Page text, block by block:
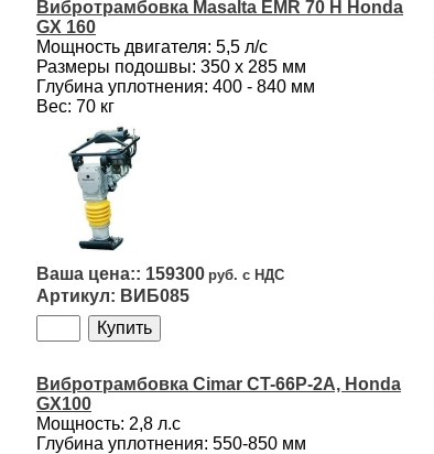
Вибротрамбовка Masalta EMR 70 H Honda
GX 160
Мощность двигателя: 5,5 л/с
Размеры подошвы: 350 х 285 мм
Глубина уплотнения: 400 - 840 мм
Вес: 70 кг
159300
ВИБ085
Вибротрамбовка Cimar CT-66P-2A, Honda
GX100
Мощность: 2,8 л.с
Глубина уплотнения: 550-850 мм